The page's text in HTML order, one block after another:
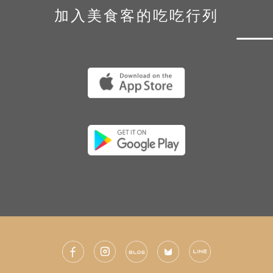
加入美食客的吃吃行列